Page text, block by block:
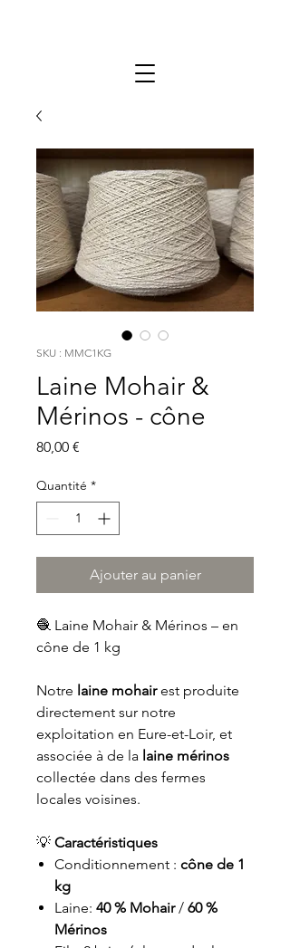
SKU : MMC1KG
Laine Mohair &
Mérinos - cône
80,00 €
Quantité *
Ajouter au panier
🧶 Laine Mohair & Mérinos – en
cône de 1 kg
Notre laine mohairest produite
directement sur notre
exploitation en Eure-et-Loir, et
associée à de la laine mérinos
collectée dans des fermes
locales voisines.
💡 Caractéristiques
Conditionnement : cône de 1
kg
Laine: 40 % Mohair/ 60 %
Mérinos